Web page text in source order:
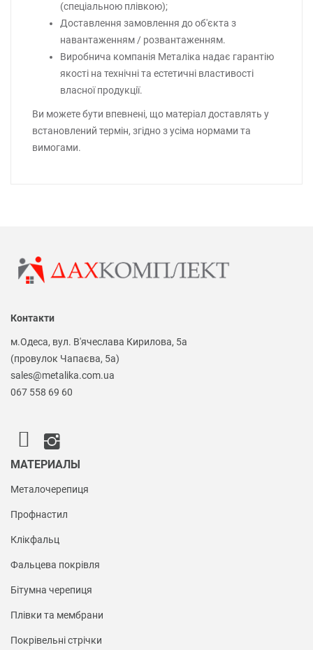
(спеціальною плівкою);
Доставлення замовлення до об'єкта з
навантаженням / розвантаженням.
Виробнича компанія Металіка надає гарантію
якості на технічні та естетичні властивості
власної продукції.
Ви можете бути впевнені, що матеріал доставлять у
встановлений термін, згідно з усіма нормами та
вимогами.
Контакти
м.Одеса, вул. В'ячеслава Кирилова, 5а
(провулок Чапаєва, 5а)
sales@metalika.com.ua
067 558 69 60
МАТЕРИАЛЫ
Металочерепиця
Профнастил
Клікфальц
Фальцева покрівля
Бітумна черепиця
Плівки та мембрани
Покрівельні стрічки